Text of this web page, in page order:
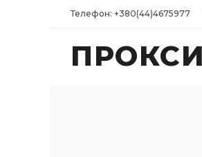
Телефон: +380(44)4675977